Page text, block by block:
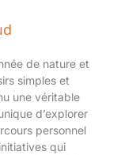
de nature et
simples et
une véritable
d’explorer
personnel
qui